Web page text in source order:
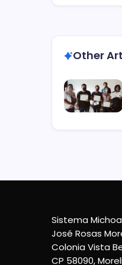
Other
Sistema
José Rosas
Colonia Vista
CP 58090,